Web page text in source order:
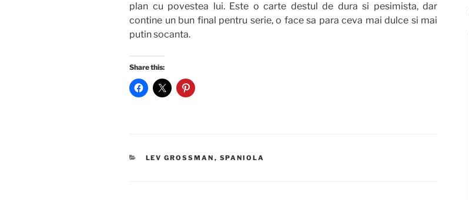
plan cu povestea lui. Este o carte destul de dura si pesimista, dar
contine un bun final pentru serie, o face sa para ceva mai dulce si mai
putin socanta.
Share this:
CATEGORIES
LEV GROSSMAN , SPANIOLA